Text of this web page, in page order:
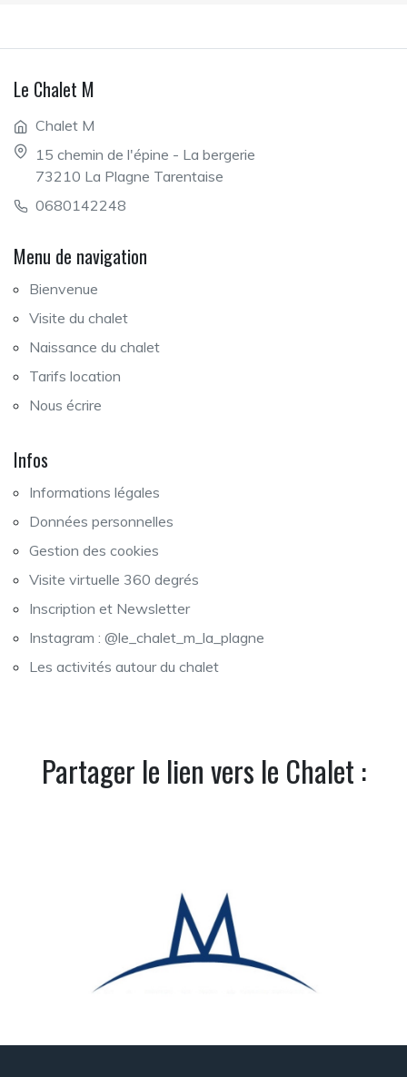
Le Chalet M
Chalet M
15 chemin de l'épine - La bergerie
73210 La Plagne Tarentaise
0680142248
Menu de navigation
Bienvenue
Visite du chalet
Naissance du chalet
Tarifs location
Nous écrire
Infos
Informations légales
Données personnelles
Gestion des cookies
Visite virtuelle 360 degrés
Inscription et Newsletter
Instagram : @le_chalet_m_la_plagne
Les activités autour du chalet
Partager le lien vers le Chalet :